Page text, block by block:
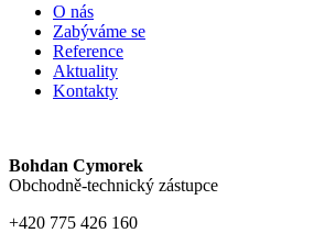
O nás
Zabýváme se
Reference
Aktuality
Kontakty
Bohdan Cymorek
Obchodně-technický zástupce
+420 775 426 160